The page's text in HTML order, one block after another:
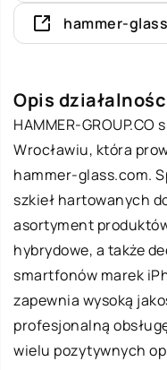
hammer-
Opis
HAMMER-
Wrocławiu, która
hammer-glass.com.
szkieł hartowanych
asortyment
hybrydowe, a także
smartfonów marek
zapewnia wysoką
profesjonalną
wielu pozytywnych